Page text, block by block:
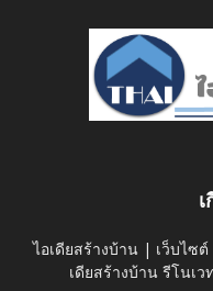
ไอเดียสร้างบ้าน | เว็บไซ
เดียสร้างบ้าน รีโนเ